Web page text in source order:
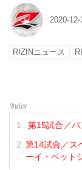
2020-12-
RIZINニュース
第15試合／
第14試合／ス
ーイ・ペット